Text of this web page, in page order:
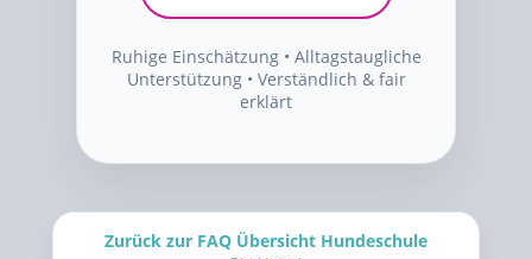
Ruhige Einschätzung • Alltagstaugliche
Unterstützung • Verständlich & fair
erklärt
Zurück zur FAQ Übersicht Hundeschule